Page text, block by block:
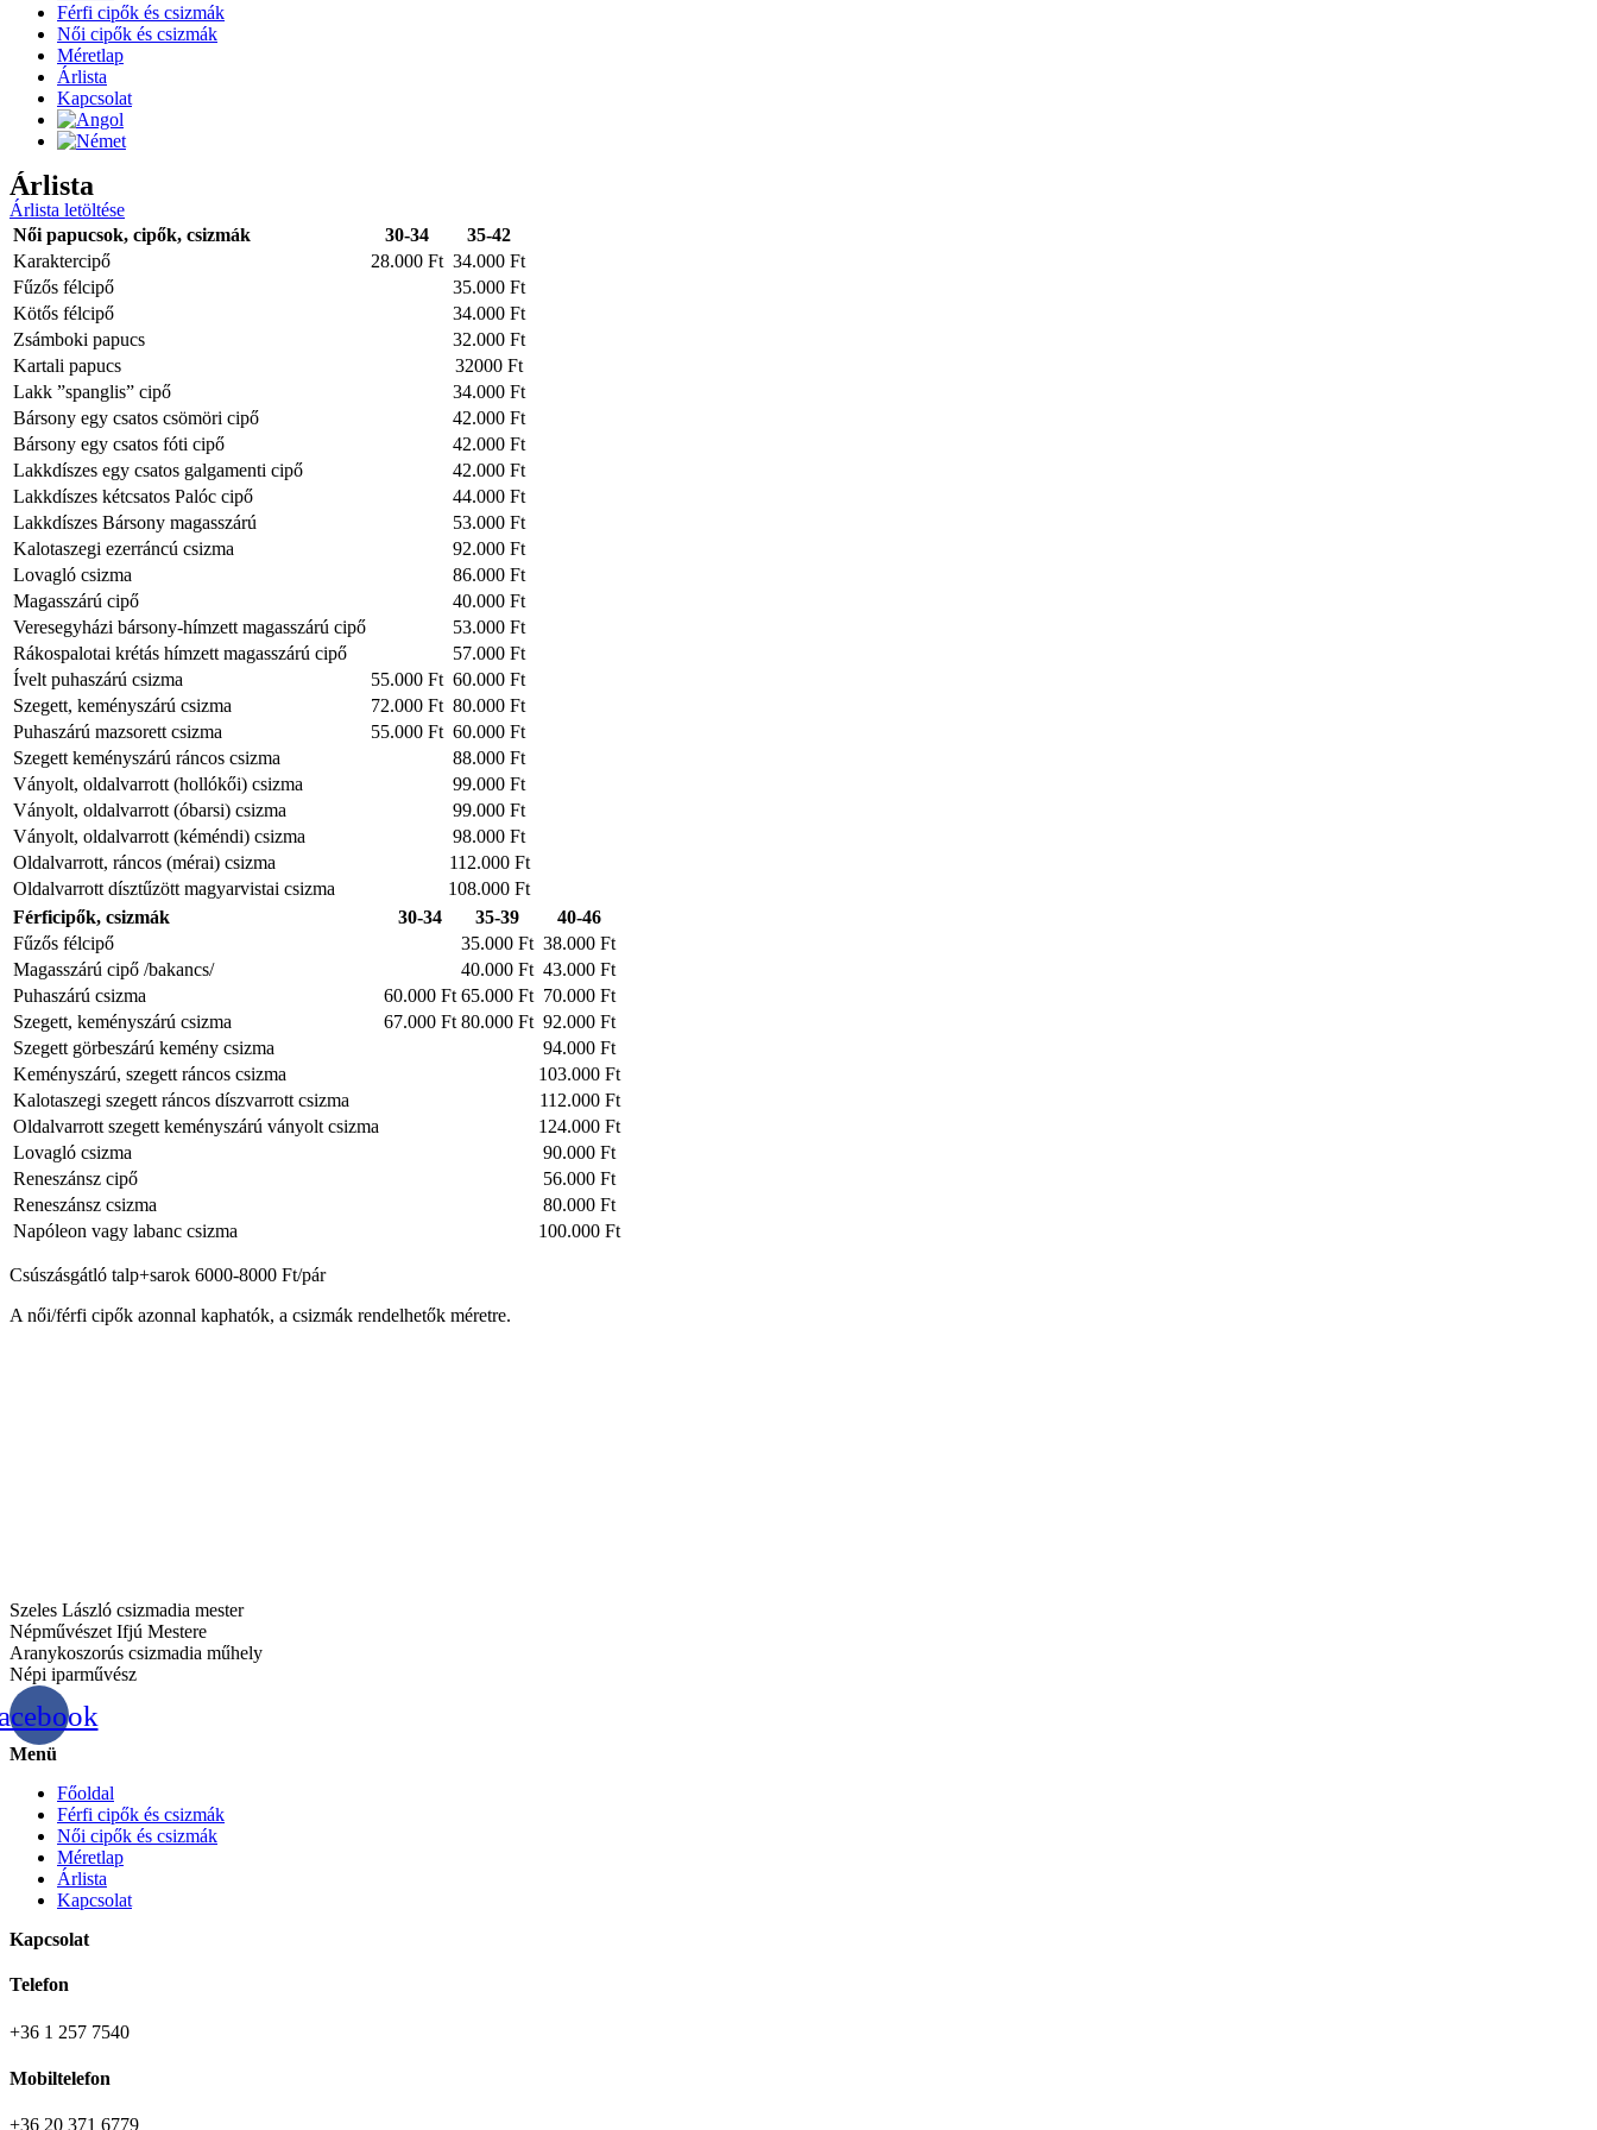
Férfi cipők és csizmák
Női cipők és csizmák
Méretlap
Árlista
Kapcsolat
Árlista
Árlista letöltése
Női papucsok, cipők, csizmák
30-34
35-42
Karaktercipő
28.000 Ft 34.000 Ft
Fűzős félcipő
35.000 Ft
Kötős félcipő
34.000 Ft
Zsámboki papucs
32.000 Ft
Kartali papucs
32000 Ft
Lakk ”spanglis” cipő
34.000 Ft
Bársony egy csatos csömöri cipő
42.000 Ft
Bársony egy csatos fóti cipő
42.000 Ft
Lakkdíszes egy csatos galgamenti cipő
42.000 Ft
Lakkdíszes kétcsatos Palóc cipő
44.000 Ft
Lakkdíszes Bársony magasszárú
53.000 Ft
Kalotaszegi ezerráncú csizma
92.000 Ft
Lovagló csizma
86.000 Ft
Magasszárú cipő
40.000 Ft
Veresegyházi bársony-hímzett magasszárú cipő
53.000 Ft
Rákospalotai krétás hímzett magasszárú cipő
57.000 Ft
Ívelt puhaszárú csizma
55.000 Ft 60.000 Ft
Szegett, keményszárú csizma
72.000 Ft 80.000 Ft
Puhaszárú mazsorett csizma
55.000 Ft 60.000 Ft
Szegett keményszárú ráncos csizma
88.000 Ft
Ványolt, oldalvarrott (hollókői) csizma
99.000 Ft
Ványolt, oldalvarrott (óbarsi) csizma
99.000 Ft
Ványolt, oldalvarrott (kéméndi) csizma
98.000 Ft
Oldalvarrott, ráncos (mérai) csizma
112.000 Ft
Oldalvarrott dísztűzött magyarvistai csizma
108.000 Ft
Férficipők, csizmák
30-34 35-39
40-46
Fűzős félcipő
35.000 Ft 38.000 Ft
Magasszárú cipő /bakancs/
40.000 Ft 43.000 Ft
Puhaszárú csizma
60.000 Ft 65.000 Ft 70.000 Ft
Szegett, keményszárú csizma
67.000 Ft 80.000 Ft 92.000 Ft
Szegett görbeszárú kemény csizma
94.000 Ft
Keményszárú, szegett ráncos csizma
103.000 Ft
Kalotaszegi szegett ráncos díszvarrott csizma
112.000 Ft
Oldalvarrott szegett keményszárú ványolt csizma
124.000 Ft
Lovagló csizma
90.000 Ft
Reneszánsz cipő
56.000 Ft
Reneszánsz csizma
80.000 Ft
Napóleon vagy labanc csizma
100.000 Ft
Csúszásgátló talp+sarok 6000-8000 Ft/pár
A női/férfi cipők azonnal kaphatók, a csizmák rendelhetők méretre.
Szeles László csizmadia mester
Népművészet Ifjú Mestere
Aranykoszorús csizmadia műhely
Népi iparművész
Menü
Főoldal
Férfi cipők és csizmák
Női cipők és csizmák
Méretlap
Árlista
Kapcsolat
Kapcsolat
Telefon
+36 1 257 7540
Mobiltelefon
+36 20 371 6779